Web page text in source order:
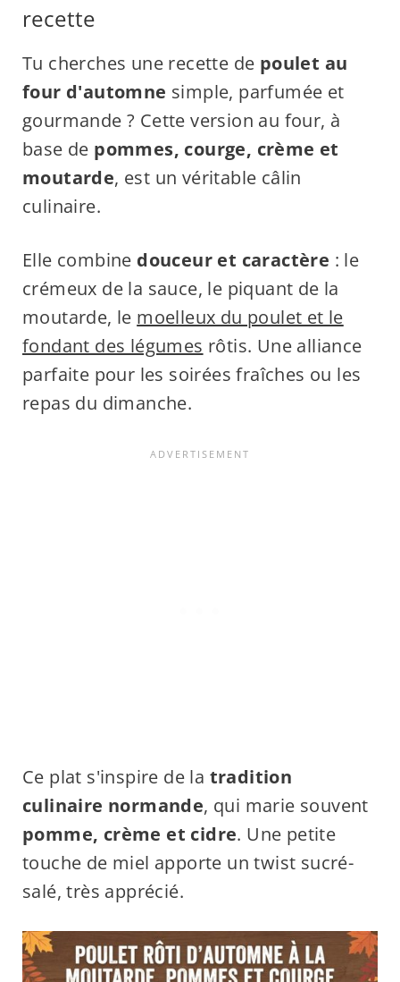
recette
Tu cherches une recette de poulet au
four d'automne simple, parfumée et
gourmande ? Cette version au four, à
base de pommes, courge, crème et
moutarde, est un véritable câlin
culinaire.
Elle combine douceur et caractère : le
crémeux de la sauce, le piquant de la
moutarde, le moelleux du poulet et le
fondant des légumes rôtis. Une alliance
parfaite pour les soirées fraîches ou les
repas du dimanche.
Ce plat s'inspire de la tradition
culinaire normande, qui marie souvent
pomme, crème et cidre. Une petite
touche de miel apporte un twist sucré-
salé, très apprécié.